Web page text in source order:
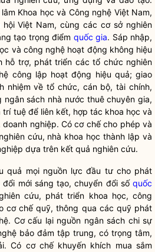
Khoa học và Công nghệ Việt Nam,
hội Việt Nam, cùng các cơ sở nghiên
tạo trọng điểm quốc gia. Sáp nhập,
và công nghệ hoạt động không hiệu
hỗ trợ, phát triển các tổ chức nghiên
công lập hoạt động hiệu quả; giao
nhiệm về tổ chức, cán bộ, tài chính,
sách nhà nước thuê chuyên gia,
tuệ để liên kết, hợp tác khoa học và
nghiệp. Có cơ chế cho phép và
cứu, nhà khoa học thành lập và
dựa trên kết quả nghiên cứu.
quả mọi nguồn lực đầu tư cho phát
mới sáng tạo, chuyển đổi số quốc
cứu, phát triển khoa học, công
cơ chế quỹ, thông qua các quỹ phát
Cơ cấu lại nguồn ngân sách chi sự
bảo đảm tập trung, có trọng tâm,
Có cơ chế khuyến khích mua sắm